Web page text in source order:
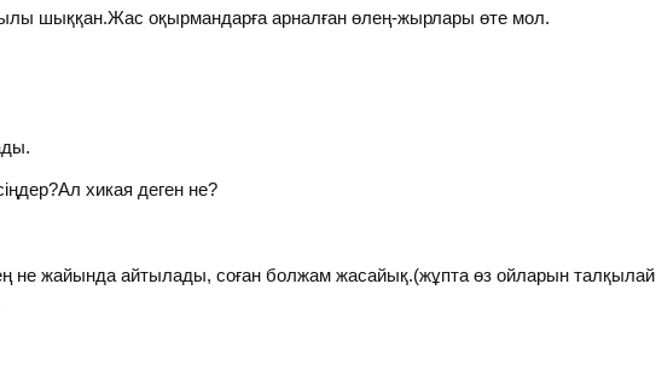
шыққан.Жас оқырмандарға арналған өлең-жырлары өте мол.
хикая деген не?
не жайында айтылады, соған болжам жасайық.(жұпта өз ойларын талқылай